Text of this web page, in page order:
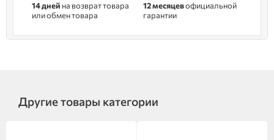
14 дней на возврат товара
или обмен товара
12 месяцевофициальной
гарантии
Другие товары категории